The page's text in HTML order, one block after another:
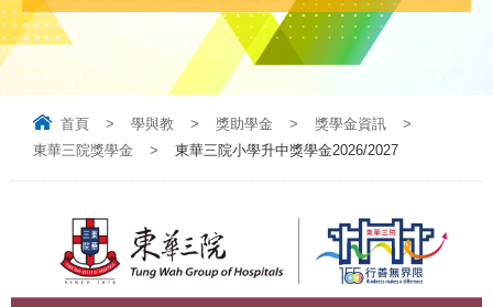
首頁 > 學與教 > 獎助學金 > 獎學金資訊
>
東華三院獎學金
> 東華三院小學升中獎學金2026/2027